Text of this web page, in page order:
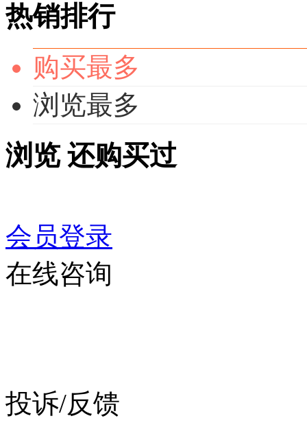
热销排行
购买最多
浏览最多
浏览 还购买过
会员登录
在线咨询
投诉/反馈